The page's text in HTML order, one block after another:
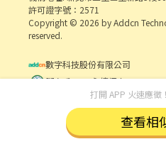
許可證字號：2571
Copyright © 2026 by Addcn
reserved.
數字科技股份有限公司
鄧白氏 ESG 永續標章
打開 APP 火速應徵
查看相